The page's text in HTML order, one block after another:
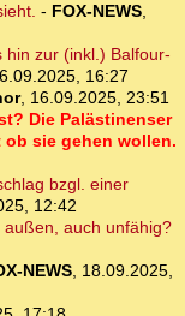
- FOX-NEWS,
hin zur (inkl.) Balfour-
16:27
, 16.09.2025, 23:51
Die Palästinenser
sie gehen wollen.
bzgl. einer
12:42
auch unfähig?
NEWS, 18.09.2025,